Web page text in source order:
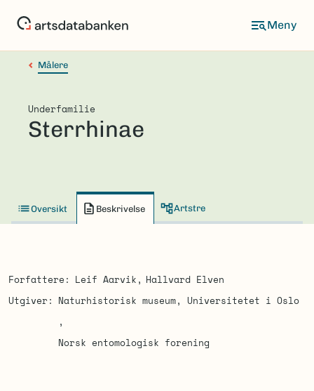
Målere
Underfamilie
Sterrhinae
Oversikt Beskrivelse Artstre
Forfattere Leif Aarvik
Hallvard Elven
Utgiver
Naturhistorisk museum, Universitetet i Oslo
Norsk entomologisk forening